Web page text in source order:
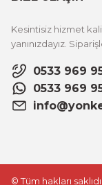
Kesintisiz hizmet
yanınızdayız.
0533 969
0533 969
© Tüm hakları